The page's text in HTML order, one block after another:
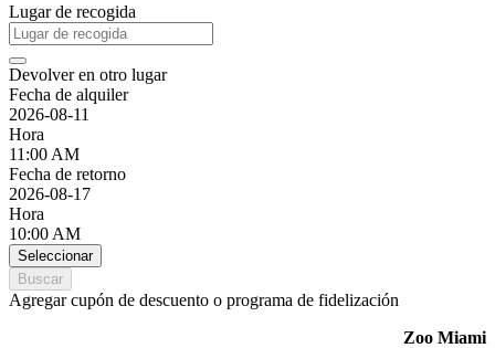
Lugar de recogida
Devolver en otro lugar
Fecha de alquiler
2026-08-11
Hora
11:00 AM
Fecha de retorno
2026-08-17
Hora
10:00 AM
Seleccionar
Buscar
Agregar cupón de descuento o programa de fidelización
Zoo Miami